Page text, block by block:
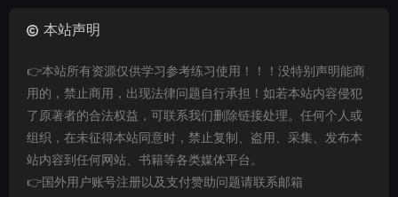
本站声明
👉本站所有资源仅供学习参考练习使用！！！没特别声明能商
用的，禁止商用，出现法律问题自行承担！如若本站内容侵犯
了原著者的合法权益，可联系我们删除链接处理。任何个人或
组织，在未征得本站同意时，禁止复制、盗用、采集、发布本
站内容到任何网站、书籍等各类媒体平台。
👉国外用户账号注册以及支付赞助问题请联系邮箱